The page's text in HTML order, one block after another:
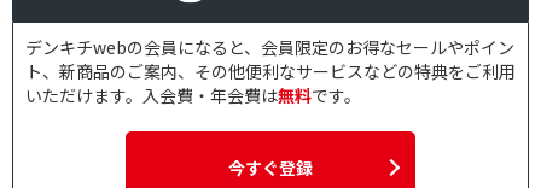
デンキチwebの会員になると、会員限定のお得なセールやポイン
ト、新商品のご案内、その他便利なサービスなどの特典をご利用
いただけます。入会費・年会費は無料です。
今すぐ登録